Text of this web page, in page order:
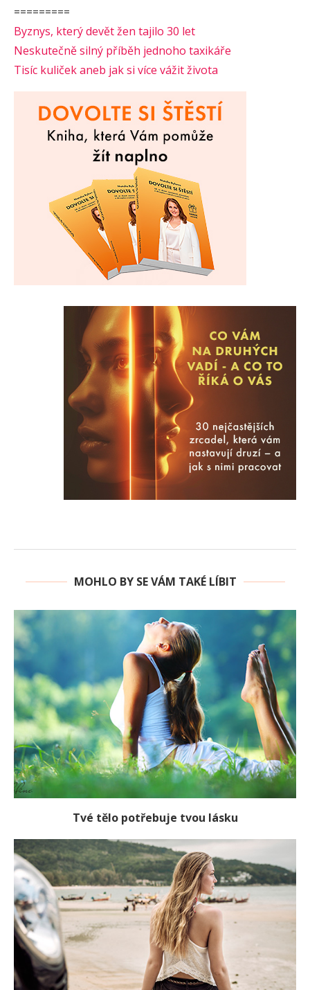
=========
Byznys, který devět žen tajilo 30 let
Neskutečně silný příběh jednoho taxikáře
Tisíc kuliček aneb jak si více vážit života
MOHLO BY SE VÁM TAKÉ LÍBIT
Tvé tělo potřebuje tvou lásku